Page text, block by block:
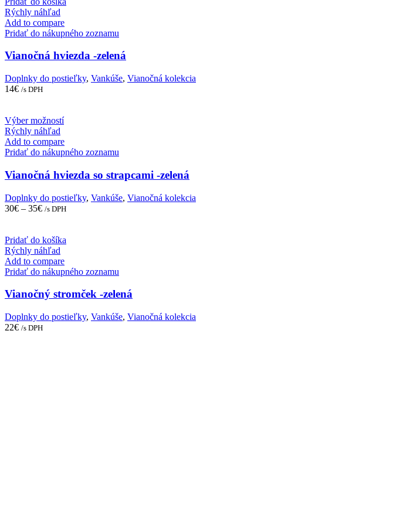
product
Rýchly náhľad
Add to compare
Pridať do nákupného zoznamu
Vianočná hviezda -zelená
Doplnky do postieľky, Vankúše, Vianočná kolekcia
14€ /s DPH
Výber možnostíThis
has
multiple
The
options
may
be
chosen
product
Rýchly náhľad
Add to compare
Pridať do nákupného zoznamu
Vianočná hviezda so strapcami -zelená
Doplnky do postieľky, Vankúše, Vianočná kolekcia
30€ – 35€ /s DPH
Pridať do košíka
Rýchly náhľad
Add to compare
Pridať do nákupného zoznamu
Vianočný stromček -zelená
Doplnky do postieľky, Vankúše, Vianočná kolekcia
22€ /s DPH